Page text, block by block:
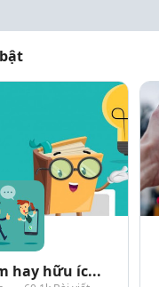
hay hữu íc...